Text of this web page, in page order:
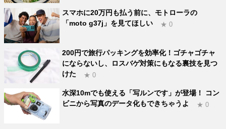
スマホに20万円も払う前に、モトローラの
「moto g37j」を見てほしい
★ 0
200円で旅行パッキングを効率化！ゴチャゴチャ
にならないし、ロスバゲ対策にもなる裏技を見つ
けた
★ 0
水深10mでも使える「写ルンです」が登場！ コン
ビニから写真のデータ化もできちゃうよ
★ 0